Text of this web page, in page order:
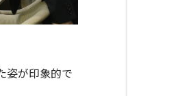
姿が印象的で